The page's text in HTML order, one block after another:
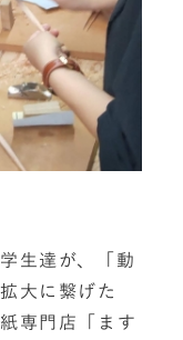
生達が、「動
大に繋げた
専門店「ます